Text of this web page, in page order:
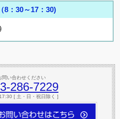
8：30～17：30)
問い合わせください
286-7229
[ 土・日・祝日除く ]